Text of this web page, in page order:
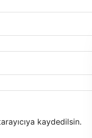
kaydedilsin.